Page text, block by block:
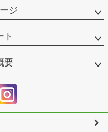
ジ
ト
要